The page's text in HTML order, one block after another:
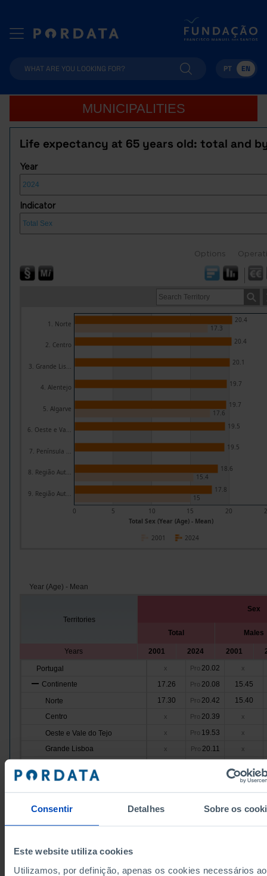
Consentir Detalhes Sobre os
Este website utiliza cookies
Utilizamos, por definição, apenas os cookies necessários ao
PT EN
MUNICIPALITIES
Life expectancy at 65 years old: total and
Year
Indicator
Options
Total Sex (Year (Age) - Mean)
0 5 10 15 20
1. Norte
2. Centro
3. Grande Lis...
4. Alentejo
5. Algarve
6. Oeste e Va...
7. Península ...
8. Região Aut...
9. Região Aut...
20.4
20.4
20.1
19.7
19.7
19.5
19.5
18.6
17.8
17.3
17.6
15.4
15
2024
2001
Year (Age) - Mean
Territories
Sex
Total Males
Years 2001 2024 2001
Portugal x Pro 20.02 x
Continente 17.26 Pro 20.08
15.45
Norte
17.30 Pro 20.42
15.40
Centro
x Pro 20.39 x
Oeste e Vale do Tejo x Pro 19.53 x
Grande Lisboa x Pro 20.11 x
Alentejo x
Região Autónoma dos Açores
15.01 17.83
13.00